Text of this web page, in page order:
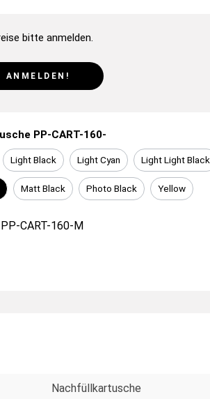
bitte anmelden.
ANMELDEN!
PP-CART-160-
Light Black Light Cyan Light Light Black
Matt Black Photo Black Yellow
PP-CART-160-M
Nachfüllkartusche